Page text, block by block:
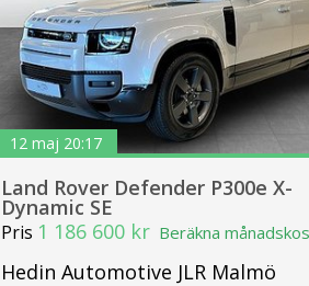
12 maj 20:17
Land Rover Defender P300e X-
Dynamic SE
Pris 1 186 600 kr Beräkna
Hedin Automotive JLR Malmö